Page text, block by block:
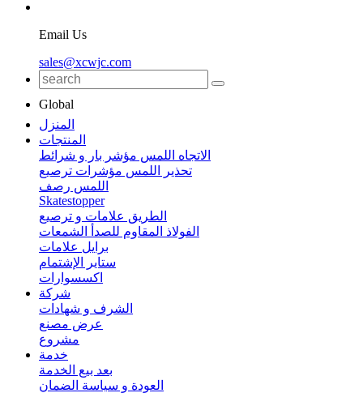
Email Us
sales@xcwjc.com
Global
المنزل
المنتجات
الاتجاه اللمس مؤشر بار و شرائط
تحذير اللمس مؤشرات ترصيع
اللمس رصف
Skatestopper
الطريق علامات و ترصيع
الفولاذ المقاوم للصدأ الشمعات
برايل علامات
ستاير الإشتمام
اكسسوارات
شركة
الشرف و شهادات
عرض مصنع
مشروع
خدمة
بعد بيع الخدمة
العودة و سياسة الضمان